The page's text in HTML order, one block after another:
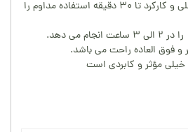
باتری ۸۰۰ میلی‌آمپر ساعت داخلی و کارکرد تا ۳۰ دقیقه استفاده مداوم را